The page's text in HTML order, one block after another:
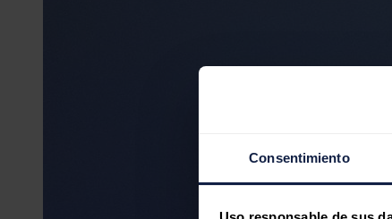
Consentimiento